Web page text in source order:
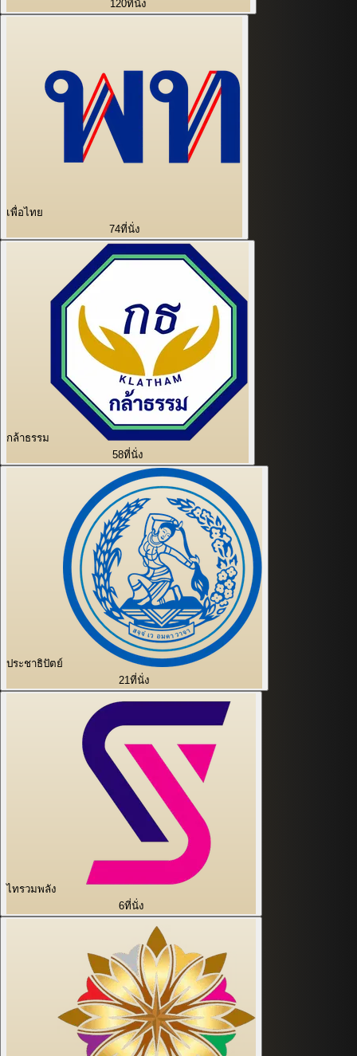
120ที่นั่ง
เพื่อไทย
74ที่นั่ง
กล้าธรรม
58ที่นั่ง
ประชาธิปัตย์
21ที่นั่ง
ไทรวมพลัง
6ที่นั่ง